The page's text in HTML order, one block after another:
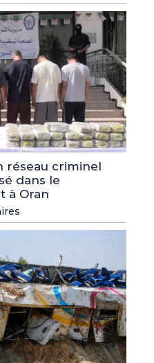
réseau criminel
dans le
à Oran